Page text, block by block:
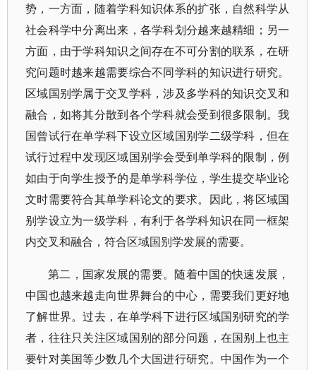
势，一方面，随着学科知识体系的扩张，自然科学从
社会科学中分离出来，各学科划分越来越精细；另一
方面，由于学科知识之间存在不可分割的联系，在研
究问题时越来越需要综合不同学科的知识进行研究。
区域国别学属于交叉学科，涉及多学科的知识交叉和
融合，如将其分散到各个学科就会受到很多限制。我
国曾试行在单学科下设立区域国别学二级学科，但在
试行过程中发现区域国别学会受到单学科的限制，例
如由于向学生授予的是单学科学位，学生提交毕业论
文时需要符合其单学科论文的要求。因此，将区域国
别学设立为一级学科，有利于各学科知识在同一框架
内交叉和融合，符合区域国别学发展的需要。
第二，国家发展的需要。随着中国的快速发展，
中国也越来越走向世界舞台的中心，需要我们更好地
了解世界。过去，在单学科下进行区域国别研究的学
者，往往只关注区域国别的部分问题，在国别上也主
要针对美国等少数几个大国进行研究。中国作为一个